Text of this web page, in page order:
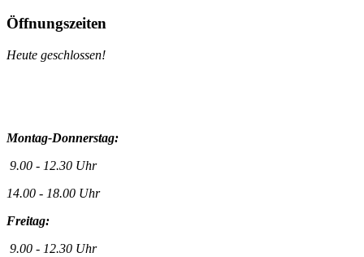
Öffnungszeiten
Heute geschlossen!
Montag-Donnerstag:
9.00 - 12.30 Uhr
14.00 - 18.00 Uhr
Freitag:
9.00 - 12.30 Uhr